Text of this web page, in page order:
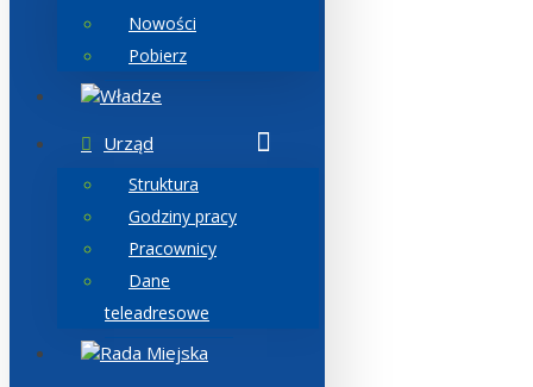
Nowości
Pobierz
Władze
Urząd
Struktura
Godziny pracy
Pracownicy
Dane
teleadresowe
Rada Miejska